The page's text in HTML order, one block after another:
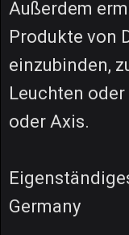
Außerdem
Produkte von
einzubinden,
Leuchten oder
oder Axis.
Germany